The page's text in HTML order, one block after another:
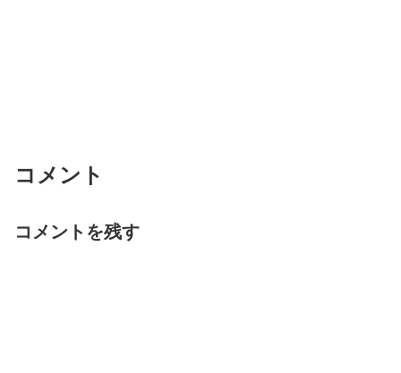
コメント
コメントを残す